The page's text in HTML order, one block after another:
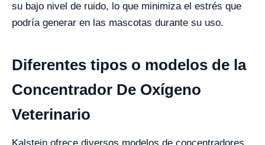
su bajo nivel de ruido, lo que minimiza el estrés que
podría generar en las mascotas durante su uso.
Diferentes tipos o modelos de la
Concentrador De Oxígeno
Veterinario